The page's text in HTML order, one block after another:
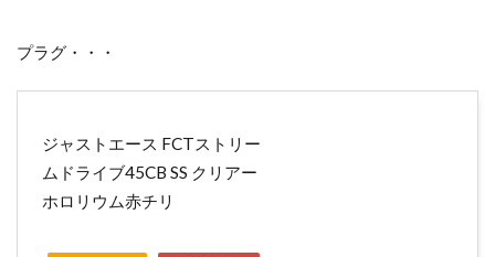
プラグ・・・
ジャストエース FCTストリー
ムドライブ45CB SS クリアー
ホロリウム赤チリ